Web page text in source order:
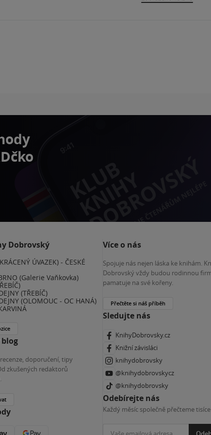
Dobrovský
ÚVAZEK) - ČESKÉ
(Galerie Vaňkovka)
(TŘEBÍČ)
(OLOMOUC - OC HANÁ)
blog
doporučení, tipy
zkušených redaktorů
Více o nás
Spojuje nás nejen láska ke knihám.
Dobrovský vždy budou rodinnou
pamatuje na své kořeny.
Přečtěte si náš příběh
Sledujte nás
KnihyDobrovsky.cz
Knižní závisláci
knihydobrovsky
@knihydobrovskycz
@knihydobrovsky
Odebírejte nás
Každý měsíc společně přečteme